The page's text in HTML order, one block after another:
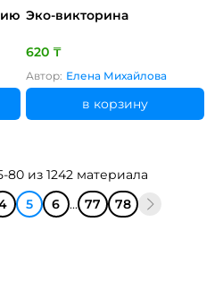
Эко-викторина
620 ₸
Автор: Елена Михайлова
в корзину
из 1242 материала
5 6 ... 77 78